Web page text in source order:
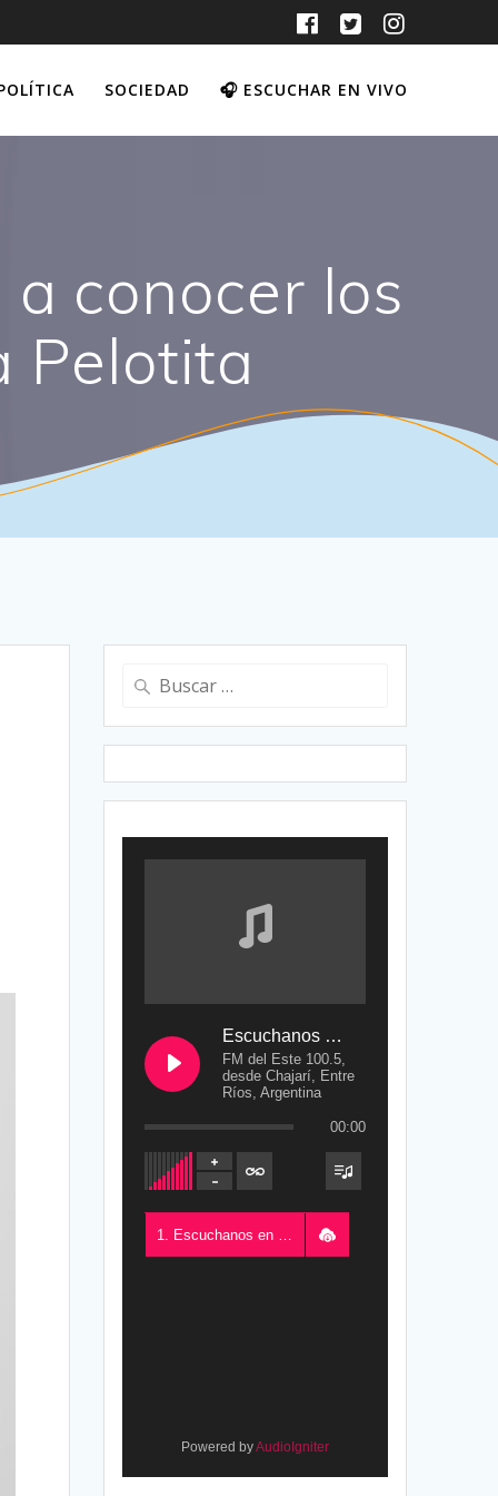
SOCIEDAD 🎧 ESCUCHAR EN VIVO
conocer los
Pelotita
Buscar:
Escuchanos en Vivo
FM del Este 100.5,
desde Chajarí, Entre
Ríos, Argentina
00:00
1. Escuchanos en Vivo - FM del Este 100.5, desde Chajarí, Entre Ríos, Argentina
Powered byAudioIgniter